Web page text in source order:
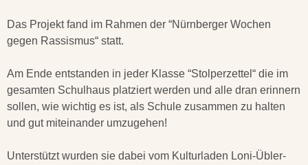
Das Projekt fand im Rahmen der “Nürnberger Wochen
gegen Rassismus“ statt.
Am Ende entstanden in jeder Klasse “Stolperzettel“ die im
gesamten Schulhaus platziert werden und alle dran erinnern
sollen, wie wichtig es ist, als Schule zusammen zu halten
und gut miteinander umzugehen!
Unterstützt wurden sie dabei vom Kulturladen Loni-Übler-